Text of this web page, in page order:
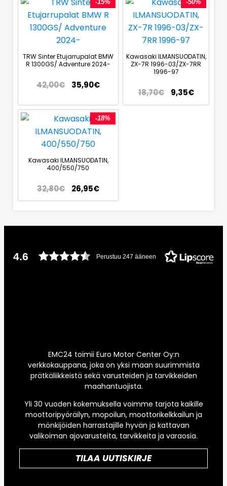
-15%
TRW Sinter Etujarrupalat BMW
R 1300GS/ Adventure 2024-
42,00€ 35,90€
-50%
Kawasaki ILMANSUODATIN,
ZX-7R 1996-03/ZX-7RR
1996-97
18,70€ 9,35€
-18%
Kawasaki ILMANSUODATIN,
400/550/750
32,80€ 26,95€
4.6 Perustuu 247 ääneen
EMC24 toimii Euro Motor Center Oy:n
verkkokauppana, joka on yksi maan suurimmista
prätkäliikkeistä sekä varusteiden ja tarvikkeiden
maahantuojista.
Yli 30 vuoden kokemuksella voimme tarjota kaikille
moottoripyöräilyn, mopoilun, moottorikelkkailun ja
mönkijöiden harrastajille hyvän ja kattavan
valikoiman ajovarusteita, tarvikkeita ja varaosia.
TILAA UUTISKIRJE